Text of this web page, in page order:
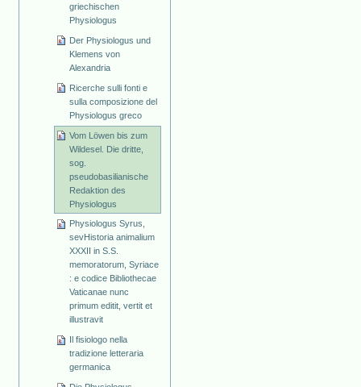
griechischen
Physiologus
Der Physiologus und
Klemens von
Alexandria
Ricerche sulli fonti e
sulla composizione del
Physiologus greco
Vom Löwen bis zum
Wildesel. Die dritte,
sog.
pseudobasilianische
Redaktion des
Physiologus
Physiologus Syrus,
sevHistoria animalium
XXXII in S.S.
memoratorum, Syriace
: e codice Bibliothecae
Vaticanae nunc
primum editit, vertit et
illustravit
Il fisiologo nella
tradizione letteraria
germanica